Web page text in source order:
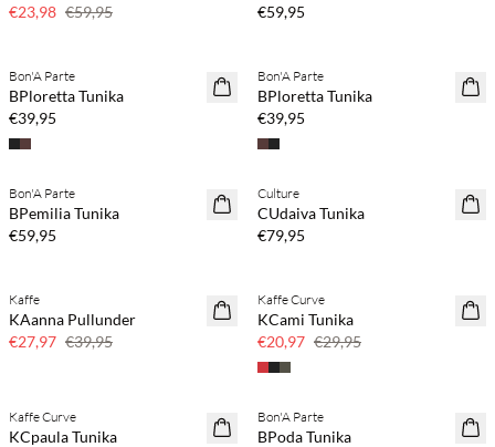
€23,98 €59,95
€59,95
NEUHEITEN
Bon'A Parte
BPloretta Tunika
€39,95
NEUHEITEN
Bon'A Parte
BPloretta Tunika
€39,95
NEUHEITEN
Kaufe mind. 2 & spare 20 %
Bon'A Parte
BPemilia Tunika
€59,95
NEUHEITEN
Kaufe mind. 2 & spare 20 %
Culture
CUdaiva Tunika
€79,95
SAVE20
Kaffe
KAanna Pullunder
€27,97 €39,95
SAVE20
Kaffe Curve
KCami Tunika
€20,97 €29,95
Kaffe Curve
KCpaula Tunika
NEUHEITEN
Bon'A Parte
BPoda Tunika